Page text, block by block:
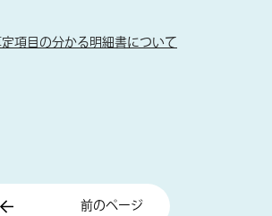
項目の分かる明細書について
前のページ